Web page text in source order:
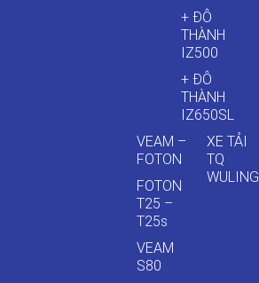
+ ĐÔ
THÀNH
IZ500
+ ĐÔ
THÀNH
IZ650SL
VEAM –
FOTON
FOTON
T25 –
T25s
VEAM
S80
XE TẢI
TQ
WULING